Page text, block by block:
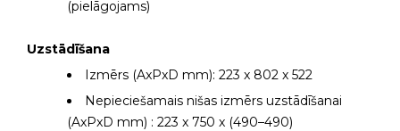
(pielāgojams)
Uzstādīšana
Izmērs (AxPxD mm): 223 x 802 x 522
Nepieciešamais nišas izmērs uzstādīšanai
(AxPxD mm) : 223 x 750 x (490–490)